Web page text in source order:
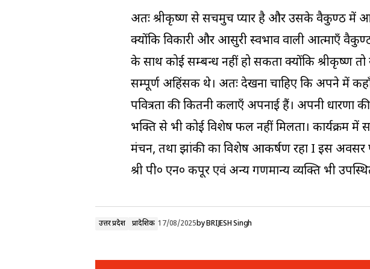
अतः श्रीकृष्ण से सचमुच प्यार है और उसके वैकुण्ठ में आप
क्योंकि विकारी और आसुरी स्वभाव वाली आत्माएँ
के साथ कोई सम्बन्ध नहीं हो सकता क्योंकि श्रीकृष्ण
सम्पूर्ण अहिंसक थे। अतः देखना चाहिए कि अपने में
पवित्रता की कितनी कलाएँ अपनाई हैं। अपनी धारणा
भक्ति से भी कोई विशेष फल नहीं मिलता। कार्यक्रम
मंचन, तथा झांकी का विशेष आकर्षण रहा I इस अवसर
श्री पी० एन० कपूर एवं अन्य गणमान्य व्यक्ति भी
उत्तर प्रदेश प्रादेशिक 17/08/2025byBRIJESH Singh